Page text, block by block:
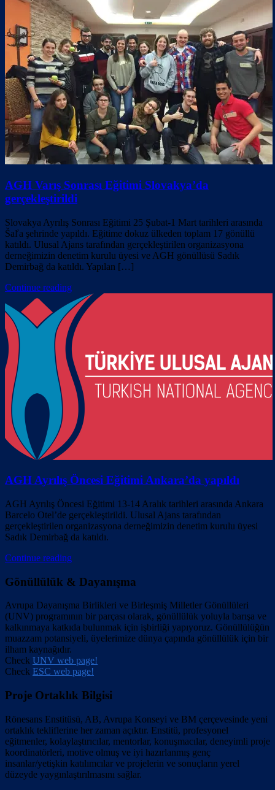
AGH Varış Sonrası Eğitimi Slovakya’da
gerçekleştirildi
Slovakya Ayrılış Sonrası Eğitimi 25 Şubat-1 Mart tarihleri arasında
Šaľa şehrinde yapıldı. Eğitime dokuz ülkeden toplam 17 gönüllü
katıldı. Ulusal Ajans tarafından gerçekleştirilen organizasyona
derneğimizin denetim kurulu üyesi ve AGH gönüllüsü Sadık
Demirbağ da katıldı. Yapılan […]
Continue reading
AGH Ayrılış Öncesi Eğitimi Ankara’da yapıldı
AGH Ayrılış Öncesi Eğitimi 13-14 Aralık tarihleri arasında Ankara
Barcelo Otel’de gerçekleştirildi. Ulusal Ajans tarafından
gerçekleştirilen organizasyona derneğimizin denetim kurulu üyesi
Sadık Demirbağ da katıldı.
Continue reading
Gönüllülük & Dayanışma
Avrupa Dayanışma Birlikleri ve Birleşmiş Milletler Gönüllüleri
(UNV) programının bir parçası olarak, gönüllülük yoluyla barışa ve
kalkınmaya katkıda bulunmak için işbirliği yapıyoruz. Gönüllülüğün
muazzam potansiyeli, üyelerimize dünya çapında gönüllülük için bir
ilham kaynağıdır.
Check UNV web page!
Check ESC web page!
Proje Ortaklık Bilgisi
Rönesans Enstitüsü, AB, Avrupa Konseyi ve BM çerçevesinde yeni
ortaklık tekliflerine her zaman açıktır. Enstitü, profesyonel
eğitmenler, kolaylaştırıcılar, mentorlar, konuşmacılar, deneyimli proje
koordinatörleri, motive olmuş ve iyi hazırlanmış genç
insanlar/yetişkin katılımcılar ve projelerin ve sonuçların yerel
düzeyde yaygınlaştırılmasını sağlar.